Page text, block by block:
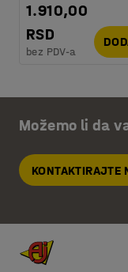
1.910,00
RSD
bez PDV-a
Možemo li da
KONTAKTIRAJTE